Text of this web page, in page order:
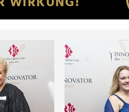
der Dienste gesammelt haben.